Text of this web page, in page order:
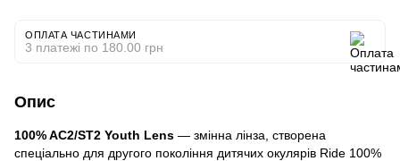
ОПЛАТА ЧАСТИНАМИ
3 платежі по 180.00 грн
Опис
100% AC2/ST2 Youth Lens — змінна лінза, створена
спеціально для другого покоління дитячих окулярів Ride 100%